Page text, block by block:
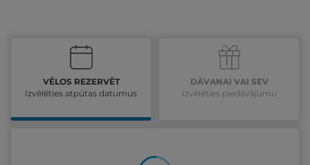
VĒLOS REZERVĒT
Izvēlēties atpūtas datumus
DĀVANAI VAI SEV
Izvēlēties piedāvājumu